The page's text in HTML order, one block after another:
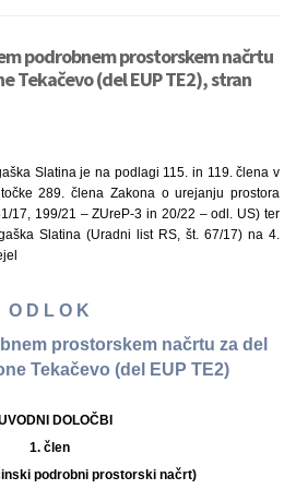
podrobnem prostorskem načrtu
Tekačevo (del EUP TE2), stran
Slatina je na podlagi 115. in 119. člena v
289. člena Zakona o urejanju prostora
17, 199/21 – ZUreP-3 in 20/22 – odl. US) ter
Slatina (Uradni list RS, št. 67/17) na 4.
O D L O K
prostorskem načrtu za del
Tekačevo (del EUP TE2)
DOLOČBI
1. člen
podrobni prostorski načrt)